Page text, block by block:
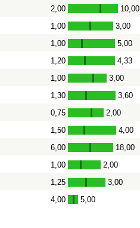
2,00 - 10,00
1,00 - 3,00
1,00 - 5,00
1,20 - 4,33
1,00 - 3,00
1,30 - 3,60
0,75 - 2,00
1,50 - 4,00
6,00 - 18,00
1,00 - 2,00
1,25 - 3,00
4,00 - 5,00